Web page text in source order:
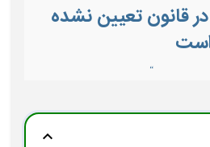
قانون تعیین نشده
“
expand_more